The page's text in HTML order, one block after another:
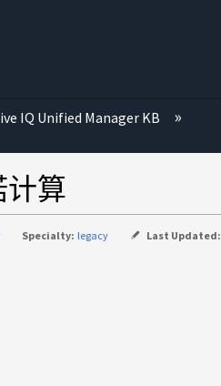
IQ Unified Manager KB
计算
Specialty: legacy Last Updated: